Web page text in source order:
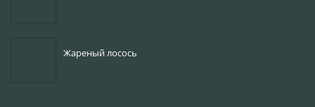
Жареный лосось